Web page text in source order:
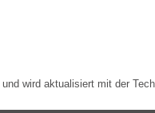
wird aktualisiert mit der